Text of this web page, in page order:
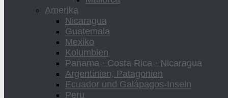
Amerika
Nicaragua
Guatemala
Mexiko
Kolumbien
Panama · Costa Rica · Nicaragua
Argentinien, Patagonien
Ecuador und Galápagos-Inseln
Peru